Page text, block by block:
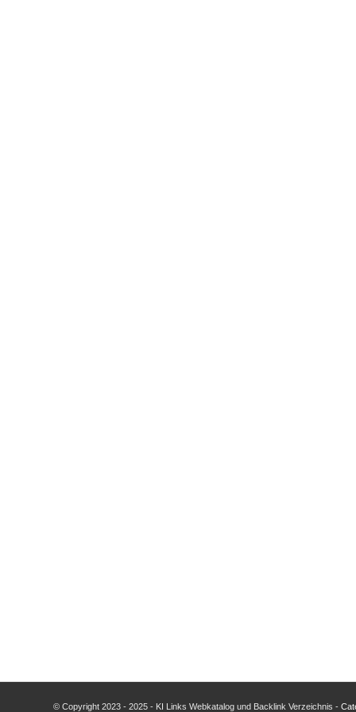
© Copyright 2023 - 2025 - KI Links Webkatalog und Backlink Verzeichnis -